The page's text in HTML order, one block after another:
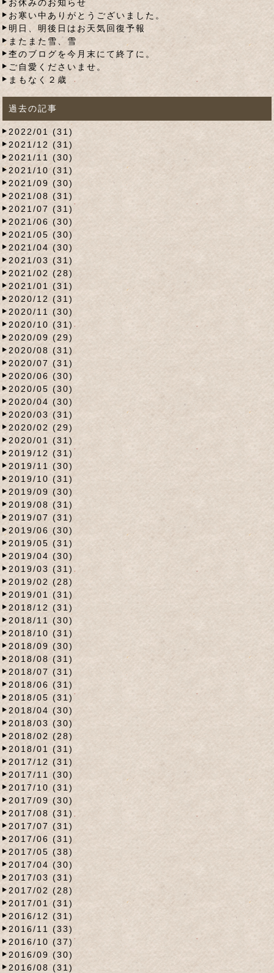
お休みのお知らせ
お寒い中ありがとうございました。
明日、明後日はお天気回復予報
またまた雪、雪
杢のブログを今月末にて終了に。
ご自愛くださいませ。
まもなく２歳
過去の記事
2022/01 (31)
2021/12 (31)
2021/11 (30)
2021/10 (31)
2021/09 (30)
2021/08 (31)
2021/07 (31)
2021/06 (30)
2021/05 (30)
2021/04 (30)
2021/03 (31)
2021/02 (28)
2021/01 (31)
2020/12 (31)
2020/11 (30)
2020/10 (31)
2020/09 (29)
2020/08 (31)
2020/07 (31)
2020/06 (30)
2020/05 (30)
2020/04 (30)
2020/03 (31)
2020/02 (29)
2020/01 (31)
2019/12 (31)
2019/11 (30)
2019/10 (31)
2019/09 (30)
2019/08 (31)
2019/07 (31)
2019/06 (30)
2019/05 (31)
2019/04 (30)
2019/03 (31)
2019/02 (28)
2019/01 (31)
2018/12 (31)
2018/11 (30)
2018/10 (31)
2018/09 (30)
2018/08 (31)
2018/07 (31)
2018/06 (31)
2018/05 (31)
2018/04 (30)
2018/03 (30)
2018/02 (28)
2018/01 (31)
2017/12 (31)
2017/11 (30)
2017/10 (31)
2017/09 (30)
2017/08 (31)
2017/07 (31)
2017/06 (31)
2017/05 (38)
2017/04 (30)
2017/03 (31)
2017/02 (28)
2017/01 (31)
2016/12 (31)
2016/11 (33)
2016/10 (37)
2016/09 (30)
2016/08 (31)